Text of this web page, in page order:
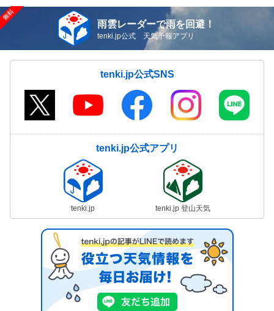
雨雲レーダーで雨を回避！
tenki.jp公式 天気予報アプリ
tenki.jp公式SNS
tenki.jp公式アプリ
tenki.jp tenki.jp 登山天気